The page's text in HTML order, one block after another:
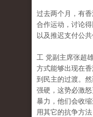
过去两个月，有
合作运动，讨论
以及推迟支付公共
工 党副主席张超
方式能够出现在
到民主的过渡。
强硬，这势必激
暴力，他们会收
用其它的抗争方